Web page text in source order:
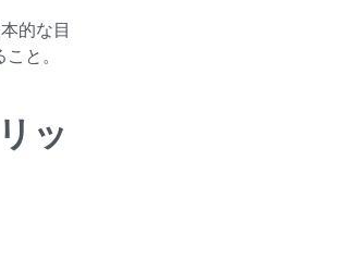
的な目
と。
ッ